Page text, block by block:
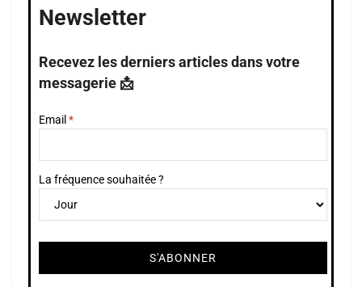
Newsletter
Recevez les derniers articles dans votre
messagerie 📩
Email
La fréquence souhaitée ?